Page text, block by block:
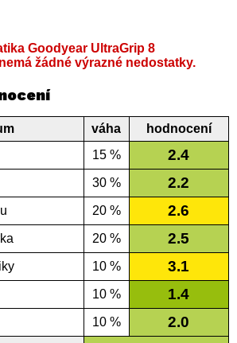
Goodyear UltraGrip 8
žádné výrazné nedostatky.
váha
hodnocení
15 % 2.4
30 % 2.2
20 % 2.6
20 % 2.5
10 % 3.1
10 % 1.4
10 %
2.0